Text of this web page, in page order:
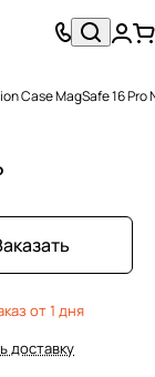
Case MagSafe 16 Pro
от 1 дня
доставку